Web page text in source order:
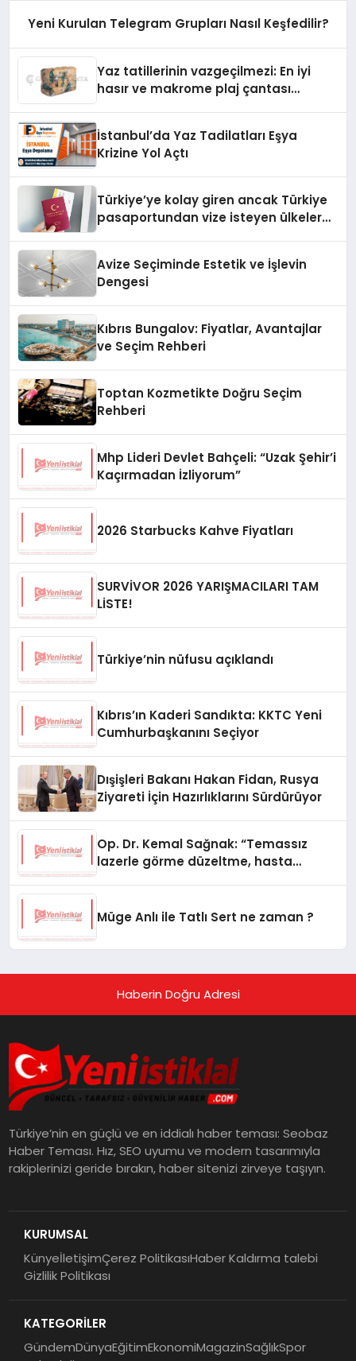
Yeni Kurulan Telegram Grupları Nasıl Keşfedilir?
Yaz tatillerinin vazgeçilmezi: En iyi
hasır ve makrome plaj çantası
İstanbul’da Yaz Tadilatları Eşya
Krizine Yol Açtı
Türkiye’ye kolay giren ancak Türkiye
pasaportundan vize isteyen ülkeler
Avize Seçiminde Estetik ve İşlevin
Dengesi
Kıbrıs Bungalov: Fiyatlar, Avantajlar
ve Seçim Rehberi
Toptan Kozmetikte Doğru Seçim
Rehberi
Mhp Lideri Devlet Bahçeli: “Uzak Şehir’i
Kaçırmadan İzliyorum”
2026 Starbucks Kahve Fiyatları
SURVİVOR 2026 YARIŞMACILARI TAM
LİSTE!
Türkiye’nin nüfusu açıklandı
Kıbrıs’ın Kaderi Sandıkta: KKTC Yeni
Cumhurbaşkanını Seçiyor
Dışişleri Bakanı Hakan Fidan, Rusya
Ziyareti İçin Hazırlıklarını Sürdürüyor
Op. Dr. Kemal Sağnak: “Temassız
lazerle görme düzeltme, hasta
Müge Anlı ile Tatlı Sert ne zaman ?
Haberin Doğru Adresi
Türkiye’nin en güçlü ve en iddialı haber teması: Seobaz
Haber Teması. Hız, SEO uyumu ve modern tasarımıyla
rakiplerinizi geride bırakın, haber sitenizi zirveye taşıyın.
KURUMSAL
KünyeİletişimÇerez PolitikasıHaber Kaldırma talebi
Gizlilik Politikası
KATEGORİLER
GündemDünyaEğitimEkonomiMagazinSağlıkSpor